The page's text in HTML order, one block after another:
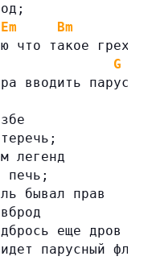
Em
Bm
что такое грехи
G
вводить
легенд
печь;
бывал прав
еще дров
парусный